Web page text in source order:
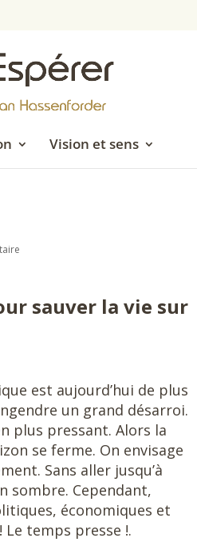
Vision et sens
sauver la vie sur
est aujourd’hui de plus
un grand désarroi.
plus pressant. Alors la
se ferme. On envisage
Sans aller jusqu’à
sombre. Cependant,
économiques et
temps presse !.